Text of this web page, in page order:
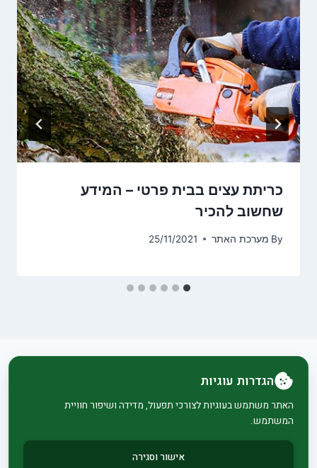
כריתת עצים בבית פרטי – המידע
שחשוב להכיר
By מערכת האתר 25/11/2021
© 2026 בית וגן - WordPress Theme by
Kadence
הגדרות עוגיות
האתר משתמש בעוגיות לצורכי תפעול, מדידה ושיפור חוויית
המשתמש.
אישור וסגירה